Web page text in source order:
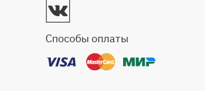
Способы оплаты